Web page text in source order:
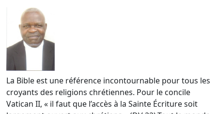
La Bible est une référence incontournable pour tous les
croyants des religions chrétiennes. Pour le concile
Vatican II, « il faut que l’accès à la Sainte Écriture soit